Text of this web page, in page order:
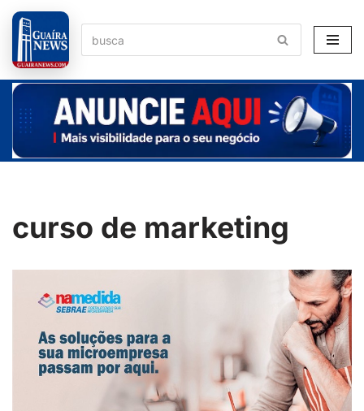
Pular
para
o
conteúdo
curso de marketing